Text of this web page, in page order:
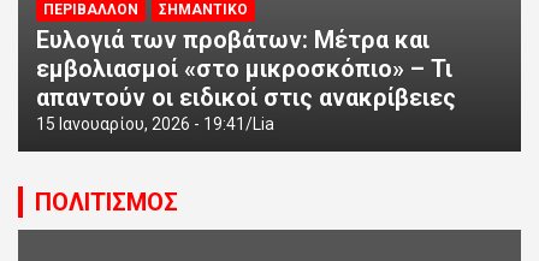
ΠΕΡΙΒΑΛΛΟΝ ΣΗΜΑΝΤΙΚΟ
Ευλογιά των προβάτων: Μέτρα και
εμβολιασμοί «στο μικροσκόπιο» – Τι
απαντούν οι ειδικοί στις ανακρίβειες
15 Ιανουαρίου, 2026 - 19:41 Lia
ΠΟΛΙΤΙΣΜΟΣ